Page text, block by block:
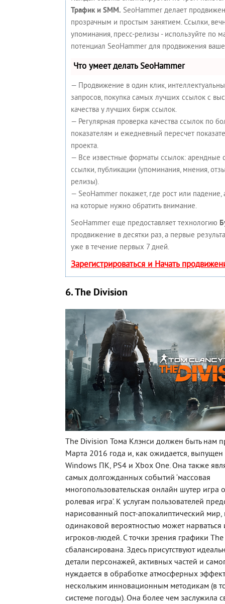
Трафик и SMM. SeoHammer делает
прозрачным и простым занятием. Ссылки,
упоминания, пресс-релизы - используйте по
потенциал SeoHammer для продвижения
Что умеет делать SeoHammer
— Продвижение в один клик,
запросов, покупка самых лучших ссылок с
качества у лучших бирж ссылок.
— Регулярная проверка качества ссылок по
показателям и ежедневный пересчет
проекта.
— Все известные форматы ссылок: арендные
ссылки, публикации (упоминания, мнения,
релизы).
— SeoHammer покажет, где рост или падение,
на которые нужно обратить внимание.
SeoHammer еще предоставляет технологию
продвижение в десятки раз, а первые
уже в течение первых 7 дней.
Зарегистрироваться и Начать
6. The Division
The Division Тома Клэнси должен быть нам
Марта 2016 года и, как ожидается,
Windows ПК, PS4 и Xbox One. Она также
самых долгожданных событий ‘массовая
многопользовательская онлайн шутер игра
ролевая игра’. К услугам пользователей
нарисованный пост-апокалиптический мир,
одинаковой вероятностью может
игроков-людей. С точки зрения графики
сбалансирована. Здесь присутствуют
детали персонажей, активных частей и
нуждается в обработке атмосферных
нескольким инновационным методикам (в
системе погоды). Она более чем заслужила